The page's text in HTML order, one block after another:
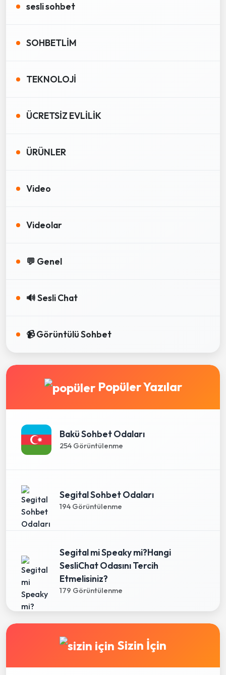
sesli sohbet
SOHBETLİM
TEKNOLOJİ
ÜCRETSİZ EVLİLİK
ÜRÜNLER
Video
Videolar
💬 Genel
🔊 Sesli Chat
📹 Görüntülü Sohbet
Popüler Yazılar
Bakü Sohbet Odaları
254 Görüntülenme
Segital Sohbet Odaları
194 Görüntülenme
Segital mi Speaky mi?Hangi
SesliChat Odasını Tercih
Etmelisiniz?
179 Görüntülenme
Sizin İçin